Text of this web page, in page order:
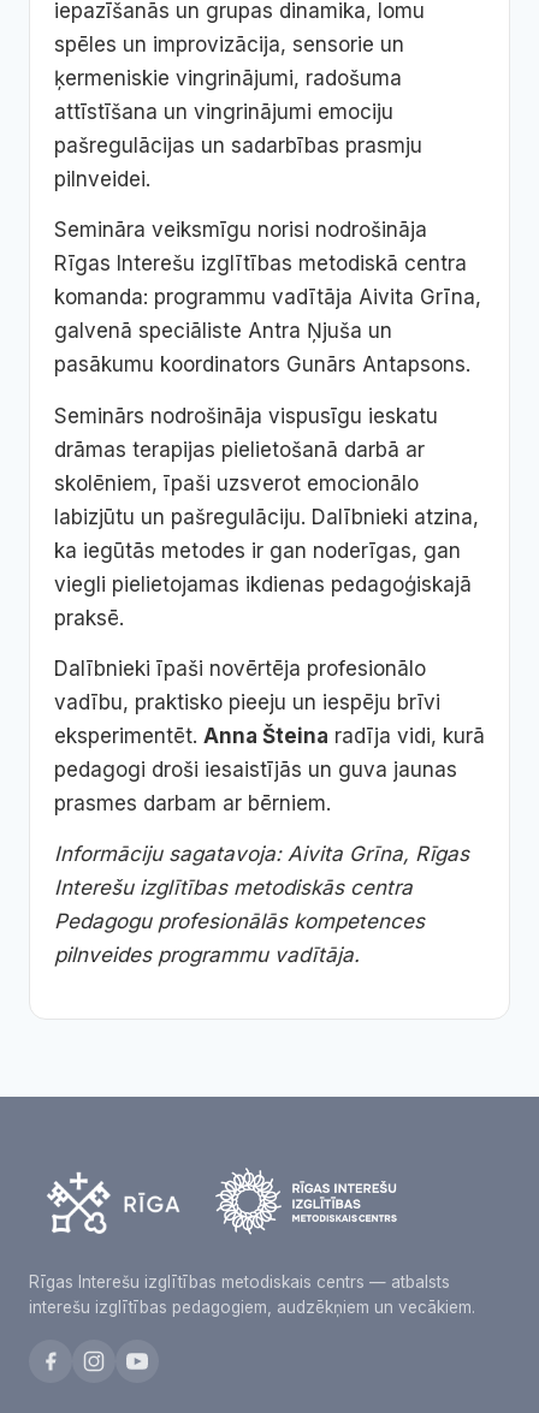
iepazīšanās un grupas dinamika, lomu
spēles un improvizācija, sensorie un
ķermeniskie vingrinājumi, radošuma
attīstīšana un vingrinājumi emociju
pašregulācijas un sadarbības prasmju
pilnveidei.
Semināra veiksmīgu norisi nodrošināja
Rīgas Interešu izglītības metodiskā centra
komanda: programmu vadītāja Aivita Grīna,
galvenā speciāliste Antra Ņjuša un
pasākumu koordinators Gunārs Antapsons.
Seminārs nodrošināja vispusīgu ieskatu
drāmas terapijas pielietošanā darbā ar
skolēniem, īpaši uzsverot emocionālo
labizjūtu un pašregulāciju. Dalībnieki atzina,
ka iegūtās metodes ir gan noderīgas, gan
viegli pielietojamas ikdienas pedagoģiskajā
praksē.
Dalībnieki īpaši novērtēja profesionālo
vadību, praktisko pieeju un iespēju brīvi
eksperimentēt. Anna Šteina radīja vidi, kurā
pedagogi droši iesaistījās un guva jaunas
prasmes darbam ar bērniem.
Informāciju sagatavoja: Aivita Grīna, Rīgas
Interešu izglītības metodiskās centra
Pedagogu profesionālās kompetences
pilnveides programmu vadītāja.
Rīgas Interešu izglītības metodiskais centrs — atbalsts
interešu izglītības pedagogiem, audzēkņiem un vecākiem.